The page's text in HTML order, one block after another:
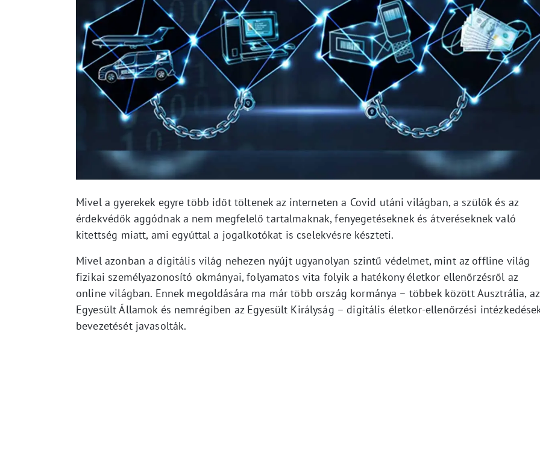
Mivel a gyerekek egyre több időt töltenek az interneten a Covid utáni világban, a szülők és az
érdekvédők aggódnak a nem megfelelő tartalmaknak, fenyegetéseknek és átveréseknek való
kitettség miatt, ami egyúttal a jogalkotókat is cselekvésre készteti.
Mivel azonban a digitális világ nehezen nyújt ugyanolyan szintű védelmet, mint az offline világ
fizikai személyazonosító okmányai, folyamatos vita folyik a hatékony életkor ellenőrzésről az
online világban. Ennek megoldására ma már több ország kormánya – többek között Ausztrália, az
Egyesült Államok és nemrégiben az Egyesült Királyság – digitális életkor-ellenőrzési
bevezetését javasolták.